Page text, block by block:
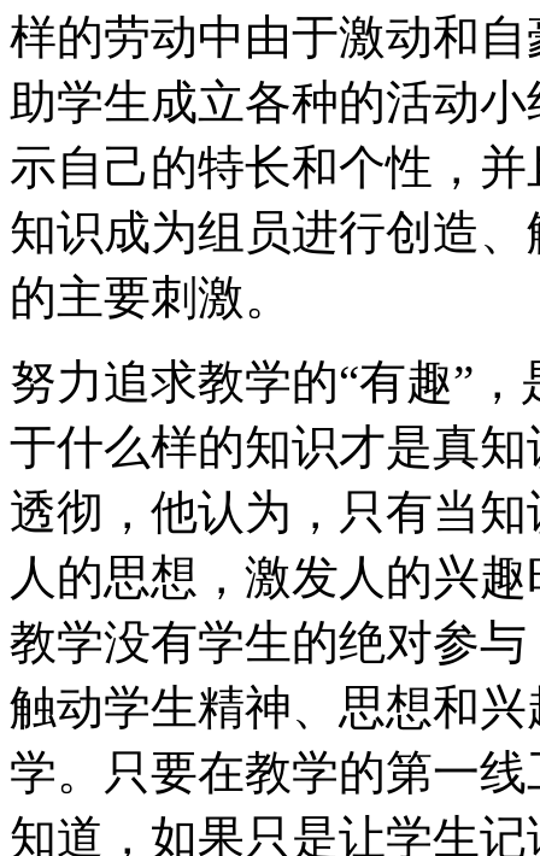
样的劳动中由于激动和
助学生成立各种的活动
示自己的特长和个性，
知识成为组员进行创造
的主要刺激。
努力追求教学的“有趣”
于什么样的知识才是真
透彻，他认为，只有当
人的思想，激发人的兴
教学没有学生的绝对参
触动学生精神、思想和
学。只要在教学的第一
知道，如果只是让学生